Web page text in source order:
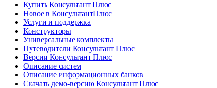
Купить Консультант Плюс
Новое в КонсультантПлюс
Услуги и поддержка
Конструкторы
Универсальные комплекты
Путеводители Консультант Плюс
Версии Консультант Плюс
Описание систем
Описание информационных банков
Скачать демо-версию Консультант Плюс